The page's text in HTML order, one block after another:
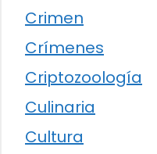
Crimen
Crímenes
Criptozoología
Culinaria
Cultura